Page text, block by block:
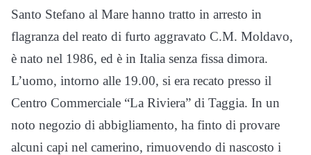
Santo Stefano al Mare hanno tratto in arresto in
flagranza del reato di furto aggravato C.M. Moldavo,
è nato nel 1986, ed è in Italia senza fissa dimora.
L’uomo, intorno alle 19.00, si era recato presso il
Centro Commerciale “La Riviera” di Taggia. In un
noto negozio di abbigliamento, ha finto di provare
alcuni capi nel camerino, rimuovendo di nascosto i